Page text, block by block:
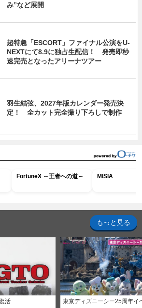
み”など展開
超特急「ESCORT」ファイナル公演をU-
NEXTにて8.9に独占生配信！ 発売即秒
速完売となったアリーナツアー
羽生結弦、2027年版カレンダー発売決
定！ 全カット完全撮り下ろしで制作
FortuneX ～王者への道～ MISIA
もっと見る
活 東京ディズニーシー25周年イ